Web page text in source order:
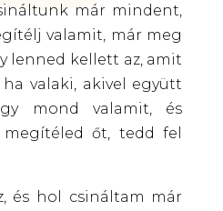
már mindent,
valamit, már meg
lenned kellett az, amit
valaki, akivel együtt
mond valamit, és
megítéled őt, tedd fel
és hol csináltam már